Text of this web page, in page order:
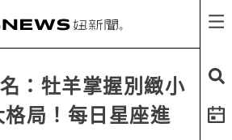
：牡羊掌握別緻小
局！每日星座進